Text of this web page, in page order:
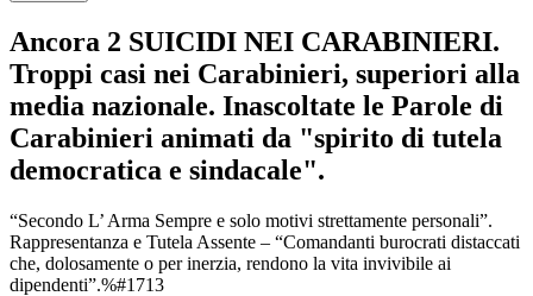
Ancora 2 SUICIDI NEI CARABINIERI.
Troppi casi nei Carabinieri, superiori alla
media nazionale. Inascoltate le Parole di
Carabinieri animati da "spirito di tutela
democratica e sindacale".
“Secondo L’ Arma Sempre e solo motivi strettamente personali”.
Rappresentanza e Tutela Assente – “Comandanti burocrati distaccati
che, dolosamente o per inerzia, rendono la vita invivibile ai
dipendenti”.%#1713